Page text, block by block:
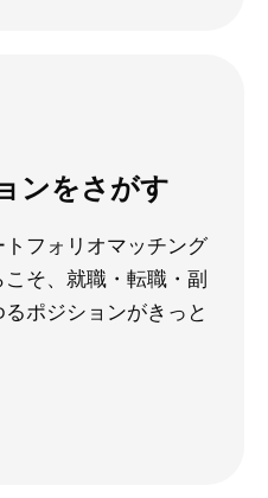
ンをさがす
フォリオマッチング
そ、就職・転職・副
ポジションがきっと